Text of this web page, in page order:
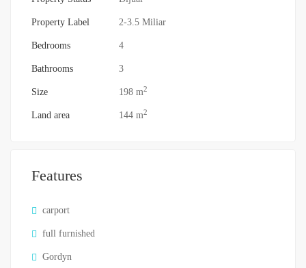
Property Label 2-3.5 Miliar
Bedrooms 4
Bathrooms 3
Size 198 m2
Land area 144 m2
Features
carport
full furnished
Gordyn